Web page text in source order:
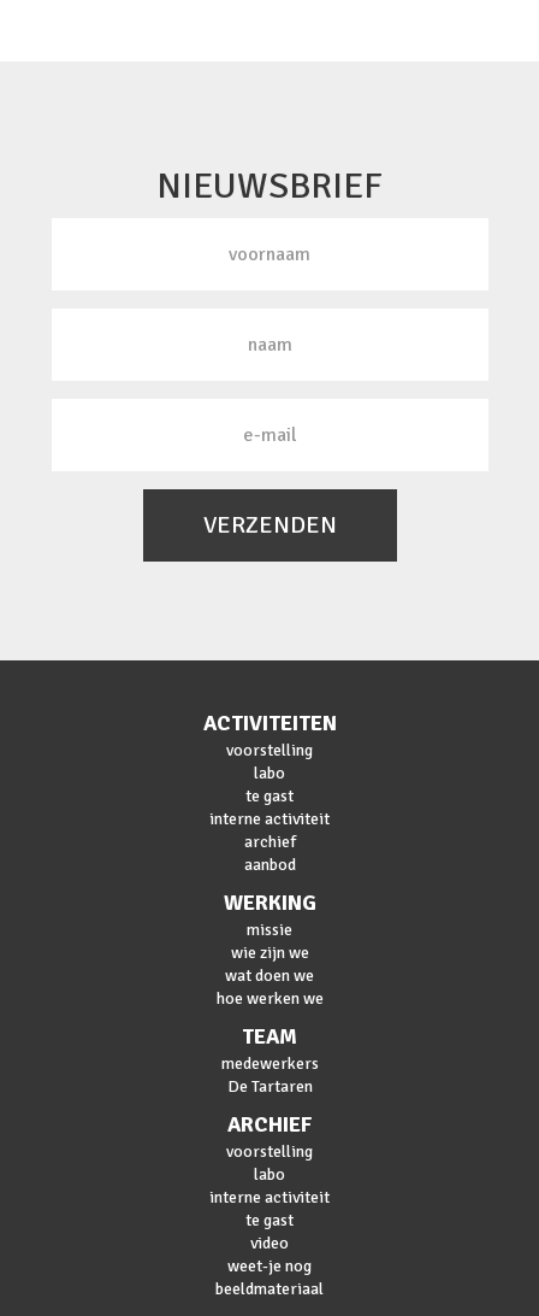
NIEUWSBRIEF
VERZENDEN
ACTIVITEITEN
voorstelling
labo
te gast
interne activiteit
archief
aanbod
WERKING
missie
wie zijn we
wat doen we
hoe werken we
TEAM
medewerkers
De Tartaren
ARCHIEF
voorstelling
labo
interne activiteit
te gast
video
weet-je nog
beeldmateriaal